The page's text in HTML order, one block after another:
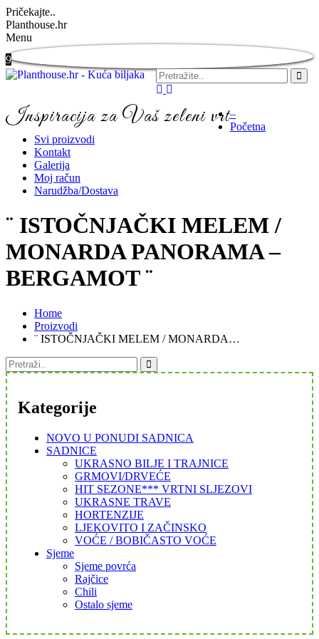
Pričekajte..
Planthouse.hr
Menu
9
Inspiracija za Vaš zeleni vrt–
Početna
Svi proizvodi
Kontakt
Galerija
Moj račun
Narudžba/Dostava
¨ ISTOČNJAČKI MELEM /
MONARDA PANORAMA –
BERGAMOT ¨
Home
Proizvodi
¨ ISTOČNJAČKI MELEM / MONARDA…
Kategorije
NOVO U PONUDI SADNICA
SADNICE
UKRASNO BILJE I TRAJNICE
GRMOVI/DRVEĆE
HIT SEZONE*** VRTNI SLJEZOVI
UKRASNE TRAVE
HORTENZIJE
LJEKOVITO I ZAČINSKO
VOĆE / BOBIČASTO VOĆE
Sjeme
Sjeme povrća
Rajčice
Chili
Ostalo sjeme